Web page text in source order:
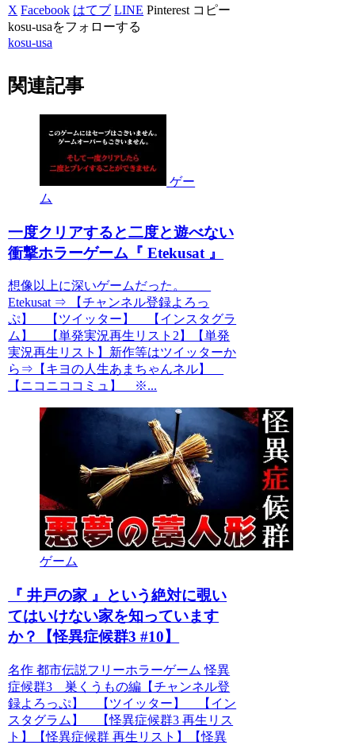
X Facebook はてブ LINE Pinterest コピー
kosu-usaをフォローする
kosu-usa
関連記事
ゲー
ム
一度クリアすると二度と遊べない
衝撃ホラーゲーム『 Etekusat 』
想像以上に深いゲームだった。
Etekusat ⇒ 【チャンネル登録よろっ
ぷ】 【ツイッター】 【インスタグラ
ム】 【単発実況再生リスト2】【単発
実況再生リスト】新作等はツイッターか
ら⇒【キヨの人生あまちゃんネル】
【ニコニココミュ】 ※...
ゲーム
『 井戸の家 』という絶対に覗い
てはいけない家を知っています
か？【怪異症候群3 #10】
名作 都市伝説フリーホラーゲーム 怪異
症候群3 巣くうもの編【チャンネル登
録よろっぷ】 【ツイッター】 【イン
スタグラム】 【怪異症候群3 再生リス
ト】【怪異症候群 再生リスト】【怪異